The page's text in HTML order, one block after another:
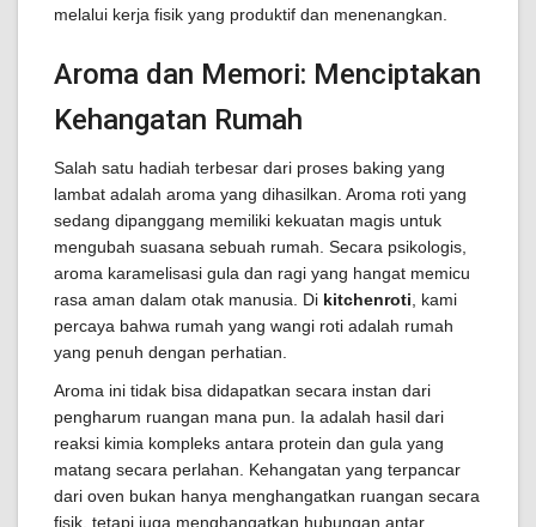
melalui kerja fisik yang produktif dan menenangkan.
Aroma dan Memori: Menciptakan
Kehangatan Rumah
Salah satu hadiah terbesar dari proses baking yang
lambat adalah aroma yang dihasilkan. Aroma roti yang
sedang dipanggang memiliki kekuatan magis untuk
mengubah suasana sebuah rumah. Secara psikologis,
aroma karamelisasi gula dan ragi yang hangat memicu
rasa aman dalam otak manusia. Di kitchenroti , kami
percaya bahwa rumah yang wangi roti adalah rumah
yang penuh dengan perhatian.
Aroma ini tidak bisa didapatkan secara instan dari
pengharum ruangan mana pun. Ia adalah hasil dari
reaksi kimia kompleks antara protein dan gula yang
matang secara perlahan. Kehangatan yang terpancar
dari oven bukan hanya menghangatkan ruangan secara
fisik, tetapi juga menghangatkan hubungan antar